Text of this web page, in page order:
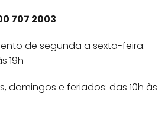
707 2003
de segunda a sexta-feira:
19h
domingos e feriados: das 10h às